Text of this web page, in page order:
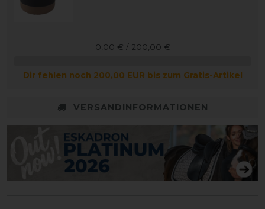
0,00 € / 200,00 €
Dir fehlen noch 200,00 EUR bis zum Gratis-Artikel
VERSANDINFORMATIONEN